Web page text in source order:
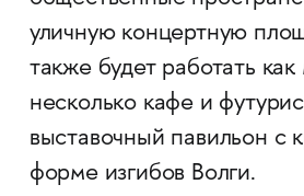
уличную концертную
также будет работать
несколько кафе и
выставочный павильон с
форме изгибов Волги.